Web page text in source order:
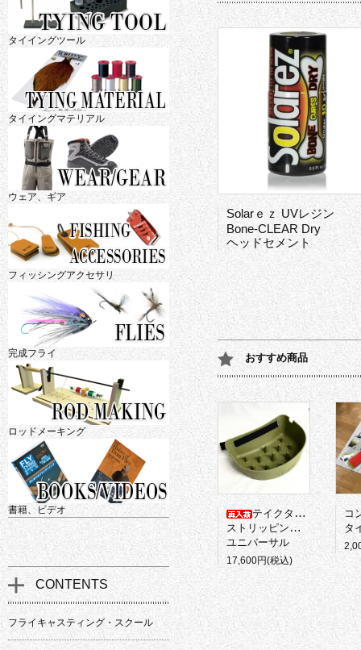
Solarｅｚ UVレジン
Bone-CLEAR Dry
ヘッドセメント
おすすめ商品
テイクタックル
ストリッピングバスケット
ユニバーサル
17,600円(税込)
コ
タ
タイイングツール
タイイングマテリアル
ウェア、ギア
フィッシングアクセサリ
完成フライ
ロッドメーキング
書籍、ビデオ
CONTENTS
フライキャスティング・スクール